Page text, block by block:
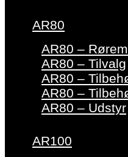
AR80
AR80 –
AR80 – Tilvalg
AR80 –
AR80 –
AR80 – Udstyr
AR100